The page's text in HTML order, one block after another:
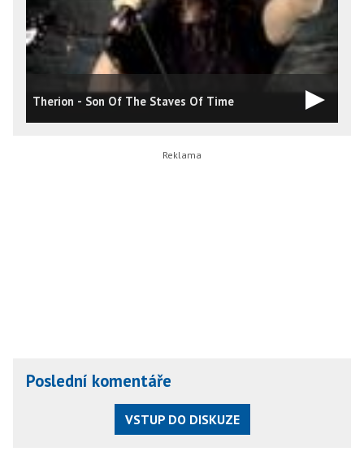
Therion - Son Of The Staves Of Time
Poslední komentáře
VSTUP DO DISKUZE